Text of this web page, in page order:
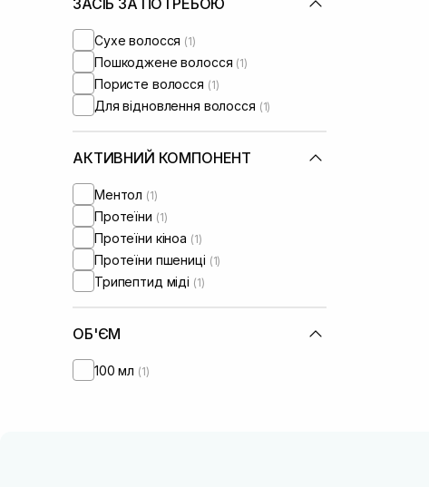
ЗАСІБ ЗА ПОТРЕБОЮ
Сухе волосся (1)
Пошкоджене волосся (1)
Пористе волосся (1)
Для відновлення волосся (1)
АКТИВНИЙ КОМПОНЕНТ
Ментол (1)
Протеїни (1)
Протеїни кіноа (1)
Протеїни пшениці (1)
Трипептид міді (1)
ОБ'ЄМ
100 мл (1)